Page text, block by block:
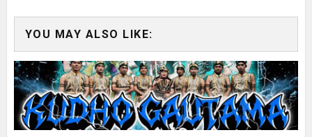
YOU MAY ALSO LIKE: